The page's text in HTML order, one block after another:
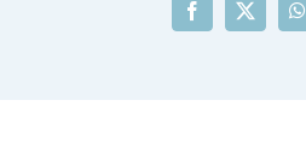
Facebook
X